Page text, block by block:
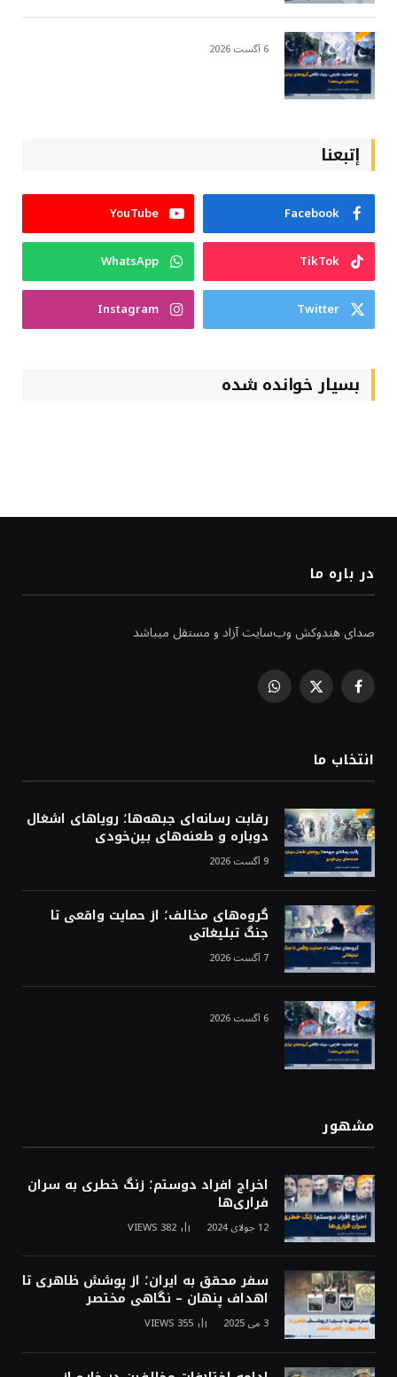
6 آگست 2026
إتبعنا
Facebook
YouTube
TikTok
WhatsApp
Twitter
Instagram
بسیار خوانده شده
در باره ما
صدای هندوکش وب‌سایت آزاد و مستقل میباشد
Facebook
X
WhatsApp
انتخاب ما
رقابت رسانه‌ای جبهه‌ها؛ رویاهای اشغال
دوباره و طعنه‌های بین‌خودی
9 آگست 2026
گروه‌های مخالف؛ از حمایت واقعی تا
جنگ تبلیغاتی
7 آگست 2026
6 آگست 2026
مشهور
اخراج افراد دوستم؛ زنگ خطری به سران
فراری‌ها
12 جولای 2024 382
VIEWS
سفر محقق به ایران؛ از پوشش ظاهری تا
اهداف پنهان – نگاهی مختصر
3 می 2025 355
VIEWS